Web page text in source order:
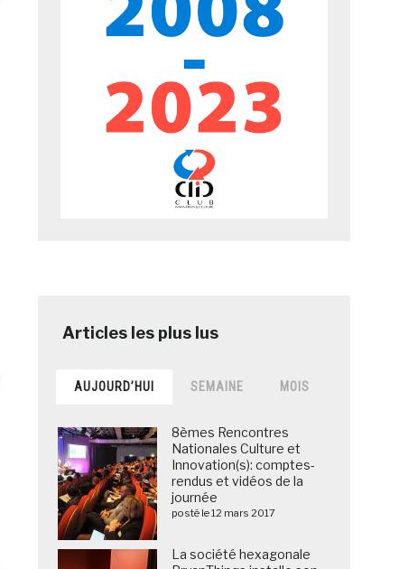
AUJOURD’HUI SEMAINE MOIS
8èmes Rencontres
Nationales Culture et
Innovation(s): comptes-
rendus et vidéos de la
journée
posté le 12 mars 2017
La société hexagonale